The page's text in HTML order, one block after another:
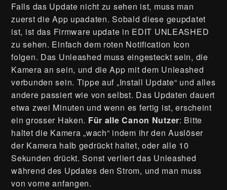
Falls das Update nicht zu sehen ist, muss man
zuerst die App upadaten. Sobald diese geupdatet
ist, ist das Firmware update in EDIT UNLEASHED
zu sehen. Einfach dem roten Notification Icon
folgen. Das Unleashed muss eingesteckt sein, die
Kamera an sein, und die App mit dem Unleashed
verbunden sein. Tippe auf „Install Update“ und alles
andere passiert wie von selbst. Das Updaten dauert
etwa zwei Minuten und wenn es fertig ist, erscheint
ein grosser Haken. Für alle Canon Nutzer: Bitte
haltet die Kamera „wach“ indem ihr den Auslöser
der Kamera halb gedrückt haltet, oder alle 10
Sekunden drückt. Sonst verliert das Unleashed
während des Updates den Strom, und man muss
von vorne anfangen.